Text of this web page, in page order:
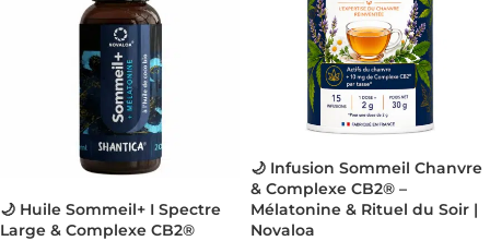
🌙 Huile Sommeil+ I Spectre
Large & Complexe CB2®
🌙 Infusion Sommeil Chanvre
& Complexe CB2® –
Mélatonine & Rituel du Soir |
Novaloa